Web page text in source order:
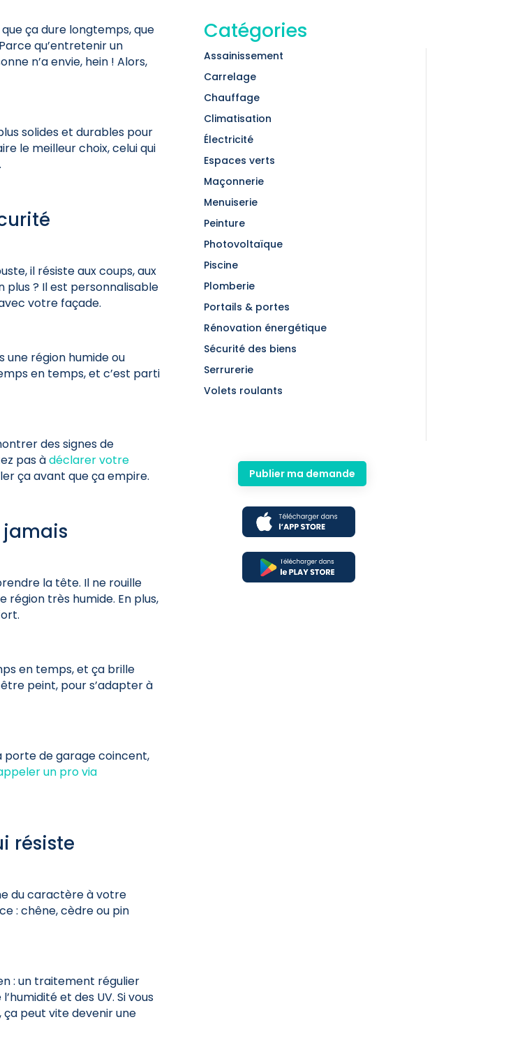
ça dure longtemps, que
qu’entretenir un
n’a envie, hein ! Alors,
solides et durables pour
le meilleur choix, celui qui
il résiste aux coups, aux
? Il est personnalisable
votre façade.
une région humide ou
en temps, et c’est parti
des signes de
pas àdéclarer votre
ça avant que ça empire.
jamais
la tête. Il ne rouille
région très humide. En plus,
en temps, et ça brille
peint, pour s’adapter à
porte de garage coincent,
un pro via
résiste
du caractère à votre
: chêne, cèdre ou pin
: un traitement régulier
et des UV. Si vous
ça peut vite devenir une
Catégories
Assainissement
Carrelage
Chauffage
Climatisation
Électricité
Espaces verts
Maçonnerie
Menuiserie
Peinture
Photovoltaïque
Piscine
Plomberie
Portails & portes
Rénovation énergétique
Sécurité des biens
Serrurerie
Volets roulants
Publier ma demande